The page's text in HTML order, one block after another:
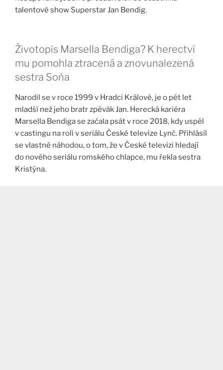
talentové show Superstar Jan Bendig.
Životopis Marsella Bendiga? K herectví
mu pomohla ztracená a znovunalezená
sestra Soňa
Narodil se v roce 1999 v Hradci Králové, je o pět let
mladší než jeho bratr zpěvák Jan. Herecká kariéra
Marsella Bendiga se začala psát v roce 2018, kdy uspěl
v castingu na roli v seriálu České televize Lynč. Přihlásil
se vlastně náhodou, o tom, že v České televizi hledají
do nového seriálu romského chlapce, mu řekla sestra
Kristýna.